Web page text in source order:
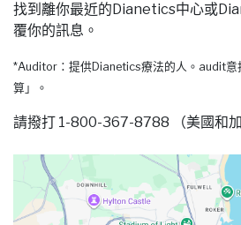
找到離你最近的Dianetics中心或
覆你的訊息。
*Auditor：提供Dianetics療法的人。audit意
算」。
請撥打 1-800-367-8788 （美國和加